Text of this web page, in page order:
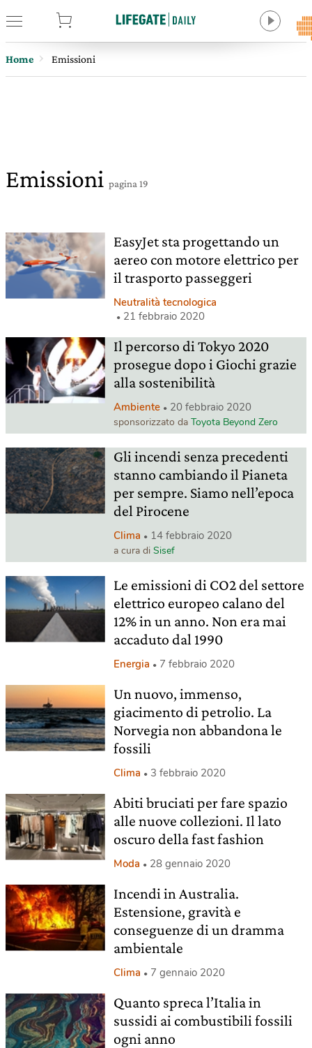
Home Emissioni
Emissioni pagina 19
EasyJet sta progettando un
aereo con motore elettrico per
il trasporto passeggeri
Neutralità tecnologica
21 febbraio 2020
Il percorso di Tokyo 2020
prosegue dopo i Giochi grazie
alla sostenibilità
Ambiente 20 febbraio 2020
sponsorizzato da Toyota Beyond Zero
Gli incendi senza precedenti
stanno cambiando il Pianeta
per sempre. Siamo nell’epoca
del Pirocene
Clima 14 febbraio 2020
a cura di Sisef
Le emissioni di CO2 del settore
elettrico europeo calano del
12% in un anno. Non era mai
accaduto dal 1990
Energia 7 febbraio 2020
Un nuovo, immenso,
giacimento di petrolio. La
Norvegia non abbandona le
fossili
Clima 3 febbraio 2020
Abiti bruciati per fare spazio
alle nuove collezioni. Il lato
oscuro della fast fashion
Moda 28 gennaio 2020
Incendi in Australia.
Estensione, gravità e
conseguenze di un dramma
ambientale
Clima 7 gennaio 2020
Quanto spreca l’Italia in
sussidi ai combustibili fossili
ogni anno